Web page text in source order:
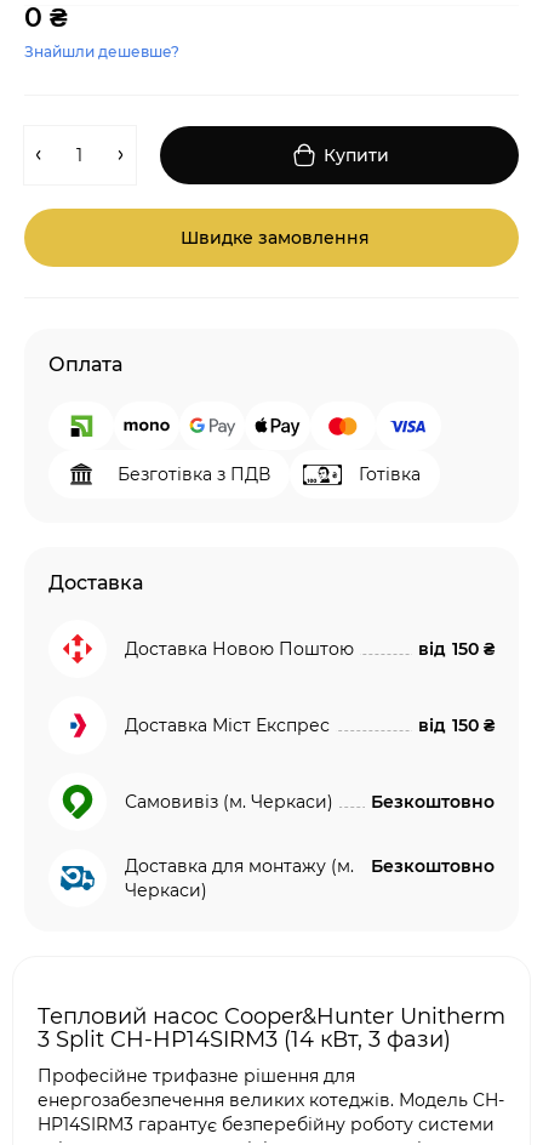
0 ₴
Знайшли дешевше?
Купити
Швидке замовлення
Оплата
Безготівка з ПДВ Готівка
Доставка
Доставка Новою Поштою від 150 ₴
Доставка Міст Експрес від 150 ₴
Самовивіз (м. Черкаси) Безкоштовно
Доставка для монтажу (м.
Черкаси)
Безкоштовно
Тепловий насос Cooper&Hunter Unitherm
3 Split CH-HP14SIRM3 (14 кВт, 3 фази)
Професійне трифазне рішення для
енергозабезпечення великих котеджів. Модель CH-
HP14SIRM3 гарантує безперебійну роботу системи